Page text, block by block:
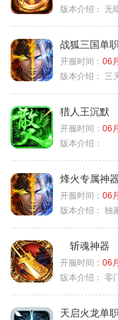
版本介绍： 无
战狐三国单
开服时间： 06
版本介绍：
三
猎人王沉默
开服时间： 06
版本介绍：
烽火专属神器
开服时间： 06
版本介绍： 独
斩魂神器
开服时间： 06
版本介绍： 零
天启火龙单